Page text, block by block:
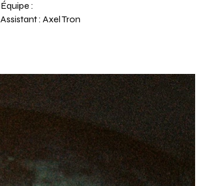
Équipe :
Assistant : Axel Tron